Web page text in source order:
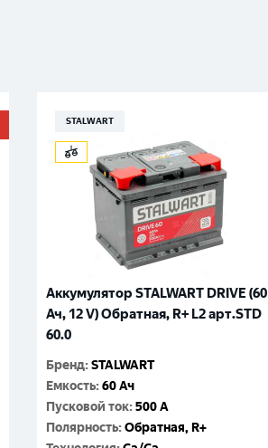
STALWART
Аккумулятор STALWART DRIVE (60
Ач, 12 V) Обратная, R+ L2 арт.STD
60.0
Бренд:STALWART
Емкость:60 Ач
Пусковой ток:500 A
Полярность:Обратная, R+